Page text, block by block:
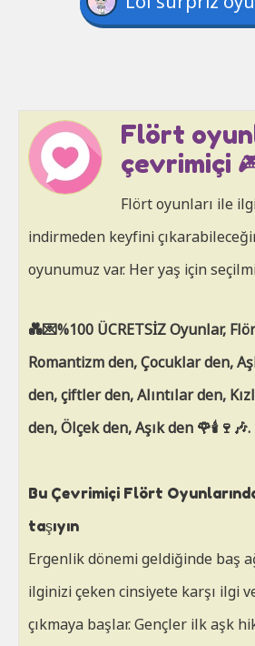
Flört
çevrimiçi
Flört oyunları ile
indirmeden keyfini
oyunumuz var. Her yaş için
💑💌%100 ÜCRETSİZ Oyunlar,
Romantizm den, Çocuklar den,
den, çiftler den, Alıntılar den,
den, Ölçek den, Aşık den 🌹🕯️🍷🎶.
Bu Çevrimiçi Flört
taşıyın
Ergenlik dönemi geldiğinde baş
ilginizi çeken cinsiyete karşı ilgi
çıkmaya başlar. Gençler ilk aşk